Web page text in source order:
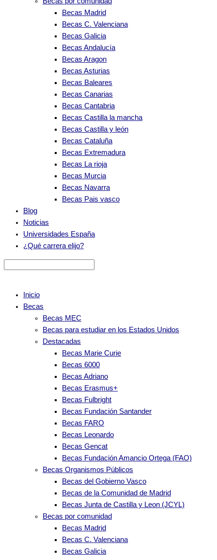
Becas Madrid
Becas C. Valenciana
Becas Galicia
Becas Andalucía
Becas Aragon
Becas Asturias
Becas Baleares
Becas Canarias
Becas Cantabria
Becas Castilla la mancha
Becas Castilla y león
Becas Cataluña
Becas Extremadura
Becas La rioja
Becas Murcia
Becas Navarra
Becas Pais vasco
Blog
Noticias
Universidades España
¿Qué carrera elijo?
Inicio
Becas
Becas MEC
Becas para estudiar en los Estados Unidos
Destacadas
Becas Marie Curie
Becas 6000
Becas Adriano
Becas Erasmus+
Becas Fulbright
Becas Fundación Santander
Becas FARO
Becas Leonardo
Becas Gencat
Becas Fundación Amancio Ortega (FAO)
Becas Organismos Públicos
Becas del Gobierno Vasco
Becas de la Comunidad de Madrid
Becas Junta de Castilla y Leon (JCYL)
Becas por comunidad
Becas Madrid
Becas C. Valenciana
Becas Galicia